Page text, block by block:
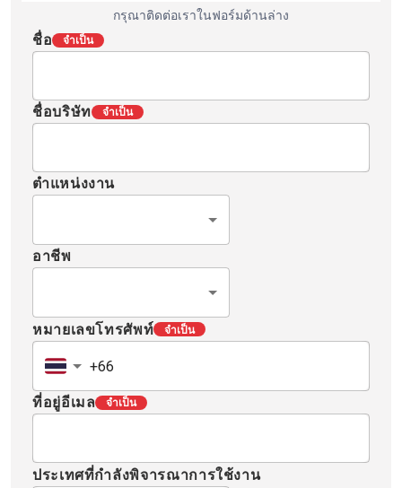
กรุณาติดต่อเราในฟอร์มด้านล่าง
ชื่อ จำเป็น
ชื่อบริษัท จำเป็น
ตำแหน่งงาน
อาชีพ
หมายเลขโทรศัพท์ จำเป็น
ที่อยู่อีเมล จำเป็น
ประเทศที่กำลังพิจารณาการใช้งาน